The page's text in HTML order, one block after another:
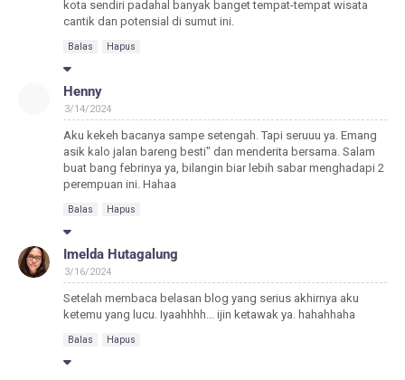
kota sendiri padahal banyak banget tempat-tempat wisata
cantik dan potensial di sumut ini.
Balas Hapus
Henny
3/14/2024
Aku kekeh bacanya sampe setengah. Tapi seruuu ya. Emang
asik kalo jalan bareng besti" dan menderita bersama. Salam
buat bang febrinya ya, bilangin biar lebih sabar menghadapi 2
perempuan ini. Hahaa
Balas Hapus
Imelda Hutagalung
3/16/2024
Setelah membaca belasan blog yang serius akhirnya aku
ketemu yang lucu. Iyaahhhh... ijin ketawak ya. hahahhaha
Balas Hapus